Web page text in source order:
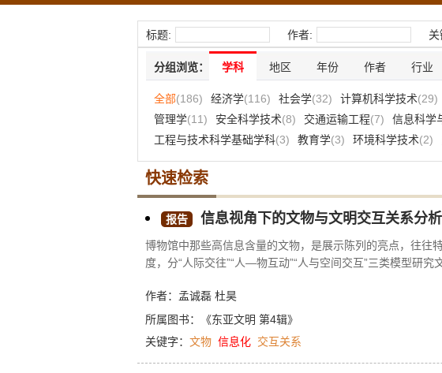
标题: 作者: 关
分组浏览： 学科 地区 年份 作者 行业
全部(186) 经济学(116) 社会学(32) 计算机科学技术(29)
管理学(11) 安全科学技术(8) 交通运输工程(7) 信息科学
工程与技术科学基础学科(3) 教育学(3) 环境科学技术(2)
快速检索
报告 信息视角下的文物与文明交互关系分析
博物馆中那些高信息含量的文物，是展示陈列的亮点，往往
度，分“人际交往”“人—物互动”“人与空间交互”三类模型研
意义。
作者：孟诚磊 杜昊
所属图书：
《东亚文明 第4辑》
关键字： 文物 信息化 交互关系